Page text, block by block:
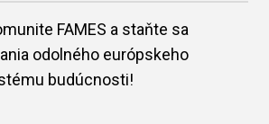
FAMES a staňte sa
odolného európskeho
budúcnosti!